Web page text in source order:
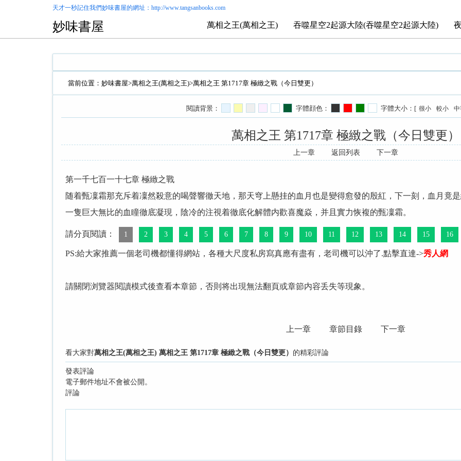
天才一秒記住我們妙味書屋的網址：http://www.tangsanbooks.com
妙味書屋 萬相之王(萬相之王) 吞噬星空2起源大陸(吞噬星空2起源大陸)
當前位置： 妙味書屋>萬相之王(萬相之王)>萬相之王 第1717章 極緻之戰（今日雙更）
閱讀背景： 字體顔色： 字體大小：[ 很小 較小 中
萬相之王 第1717章 極緻之戰（今日雙更）
上一章 返回列表 下一章
第一千七百一十七章 極緻之戰
随着甄凜霜那充斥着凜然殺意的喝聲響徹天地，那天穹上懸挂的血月也是變得愈發的殷紅，下一刻，血月竟
一隻巨大無比的血瞳徹底凝現，陰冷的注視着徹底化解體内歡喜魔焱，并且實力恢複的甄凜霜。
請分頁閱讀： 1 2 3 4 5 6 7 8 9 10 11 12 13 14 15 16
PS:給大家推薦一個老司機都懂得網站，各種大尺度私房寫真應有盡有，老司機可以沖了.點擊直達->秀人網
請關閉浏覽器閱讀模式後查看本章節，否則将出現無法翻頁或章節内容丢失等現象。
上一章 章節目錄 下一章
看大家對萬相之王(萬相之王) 萬相之王 第1717章 極緻之戰（今日雙更） 的精彩評論
發表評論
電子郵件地址不會被公開。
評論